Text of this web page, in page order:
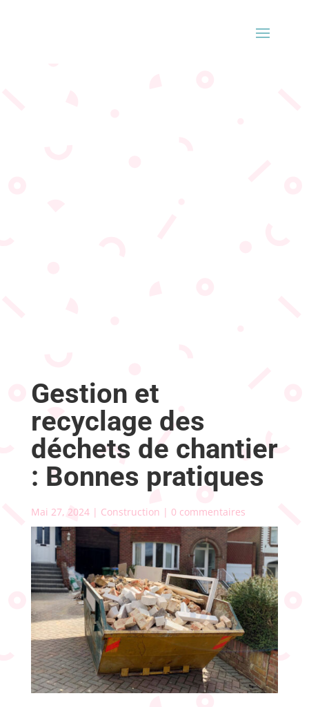
Gestion et
recyclage des
déchets de chantier
: Bonnes pratiques
Mai 27, 2024| Construction | 0 commentaires